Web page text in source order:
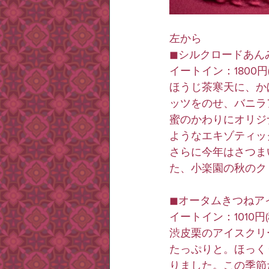
左から
◼︎シルクロードあん
イートイン：1800円
ほうじ茶寒天に、
ッツをのせ、バニ
蜜のかわりにオリ
ようなエキゾティ
さらに今年はさつ
た、小楽園の秋の
◼︎オータムきつねア
イートイン：1010
渋皮栗のアイスク
たっぷりと。ほっ
りました。この季